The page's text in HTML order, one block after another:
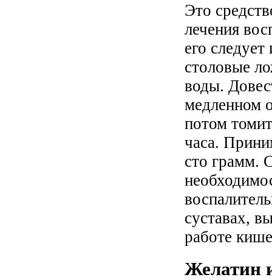
Это
лечения
его
столовые
воды.
медленном
потом
часа.
сто грамм.
суставах,
работе
Желатин